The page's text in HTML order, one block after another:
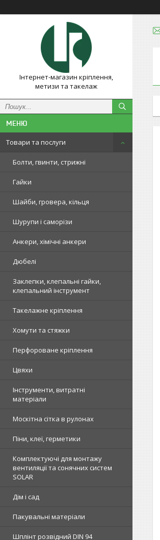
Інтернет-магазин кріплення,
метизи та такелаж
Товари та послуги
Болти, гвинти, стрижні
Гайки
Шайби, гровера, кільця
Шурупи і саморізи
Анкери, хімічні анкери
Дюбелі
Заклепки, клепальні гайки,
клепальний інструмент
Такелажне кріплення
Хомути та стяжки
Перфороване кріплення
Цвяхи
Інструменти, витратні
матеріали
Москітна сітка в рулонах
Піни, клеї, герметики
Комплектуючі для монтажу
вентиляції та сонячних систем
SOLAR
Дім і сад
Пакувальні матеріали
Шплінт розвідний DIN 94